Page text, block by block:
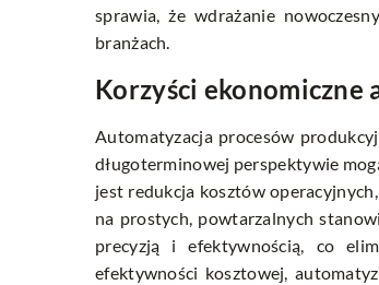
sprawia, że wdrażanie
branżach.
Korzyści
Automatyzacja procesów
długoterminowej perspektywie
jest redukcja kosztów
na prostych, powtarzalnych
precyzją i efektywnością, co
efektywności kosztowej,